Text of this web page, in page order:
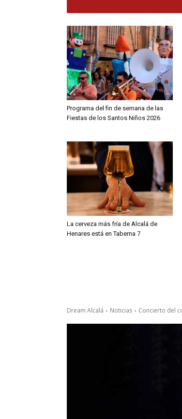
Programa del fin de semana de las
Fiestas de los Santos Niños 2026
La cerveza más fría de Alcalá de
Henares está en Taberna 7